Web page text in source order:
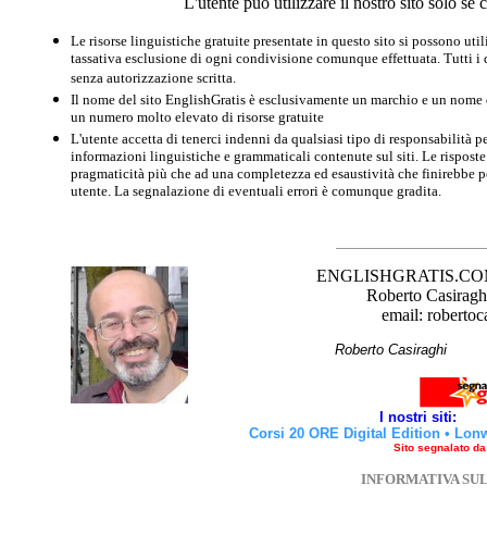
Le risorse linguistiche gratuite presentate in questo sito si possono
tassativa esclusione di ogni condivisione comunque effettuata. Tutti
senza autorizzazione scritta.
Il nome del sito EnglishGratis è esclusivamente un marchio e un
un numero molto elevato di risorse gratuite
L'utente accetta di tenerci indenni da qualsiasi tipo di responsabilità
informazioni linguistiche e grammaticali contenute sul siti. Le
pragmaticità più che ad una completezza ed esaustività che finirebbe
utente. La segnalazione di eventuali errori è comunque gradita.
Roberto
email:
Roberto
I nostri siti:
Corsi 20 ORE Digital Edition •
Sito segnalato
INFORMATIVA